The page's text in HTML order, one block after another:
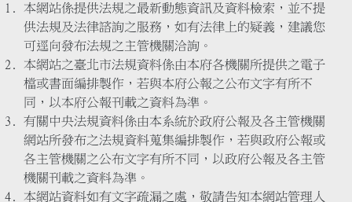
本網站係提供法規之最新動態資訊及資料檢索，並不提
供法規及法律諮詢之服務，如有法律上的疑義，建議您
可逕向發布法規之主管機關洽詢。
本網站之臺北市法規資料係由本府各機關所提供之電子
檔或書面編排製作，若與本府公報之公布文字有所不
同，以本府公報刊載之資料為準。
有關中央法規資料係由本系統於政府公報及各主管機關
網站所發布之法規資料蒐集編排製作，若與政府公報或
各主管機關之公布文字有所不同，以政府公報及各主管
機關刊載之資料為準。
本網站資料如有文字疏漏之處，敬請告知本網站管理人